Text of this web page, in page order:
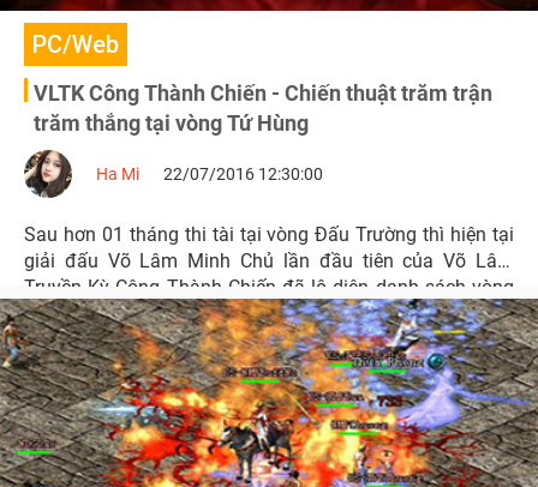
PC/Web
VLTK Công Thành Chiến - Chiến thuật trăm trận
trăm thắng tại vòng Tứ Hùng
Ha Mi 22/07/2016 12:30:00
Sau hơn 01 tháng thi tài tại vòng Đấu Trường thì hiện tại
giải đấu Võ Lâm Minh Chủ lần đầu tiên của Võ Lâm
Truyền Kỳ Công Thành Chiến đã lộ diện danh sách vòng
Tứ Hùng.